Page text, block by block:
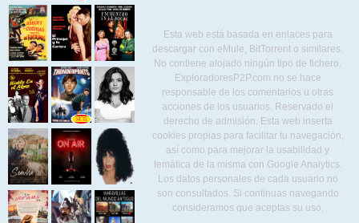
Esta web está basada en enlaces para
descargar con eMule, BitTorrent o similares.
No contiene alojado ningún tipo de fichero.
ExploradoresP2P.com no se hace
responsable de los comentarios u otras
acciones de los usuarios. Reservado el
derecho de admisión. Esta web inserta
cookies propias para facilitar tu navegación,
así como para mejorar la usabilidad y
temática de la misma con Google Analytics.
Los datos personales de cada usuario no
son consultados. Si continuas navegando
consideramos que aceptas su uso.